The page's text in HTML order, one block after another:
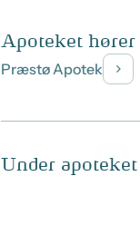
Apoteket hører
Præstø Apotek
Under